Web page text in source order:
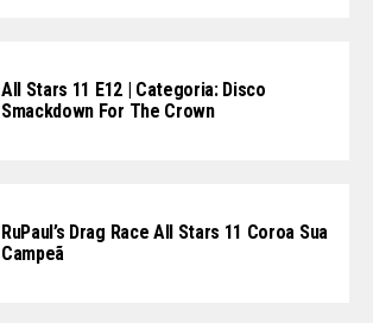
All Stars 11 E12 | Categoria: Disco
Smackdown For The Crown
RuPaul’s Drag Race All Stars 11 Coroa Sua
Campeã